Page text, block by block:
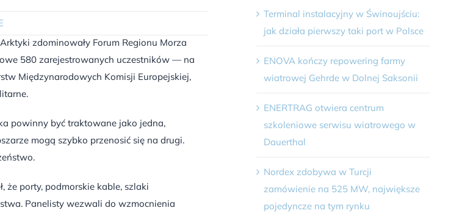
zdominowały Forum Regionu Morza
580 zarejestrowanych uczestników — na
Międzynarodowych Komisji Europejskiej,
powinny być traktowane jako jedna,
mogą szybko przenosić się na drugi.
że porty, podmorskie kable, szlaki
Panelisty wezwali do wzmocnienia
Terminal instalacyjny w Świnoujściu:
jak działa pierwszy taki port w Polsce
ENOVA kończy repowering farmy
wiatrowej Gehrde w Dolnej Saksonii
ENERTRAG otwiera centrum
szkoleniowe serwisu wiatrowego w
Dauerthal
Nordex zdobywa w Turcji
zamówienie na 525 MW, największe
pojedyncze na tym rynku